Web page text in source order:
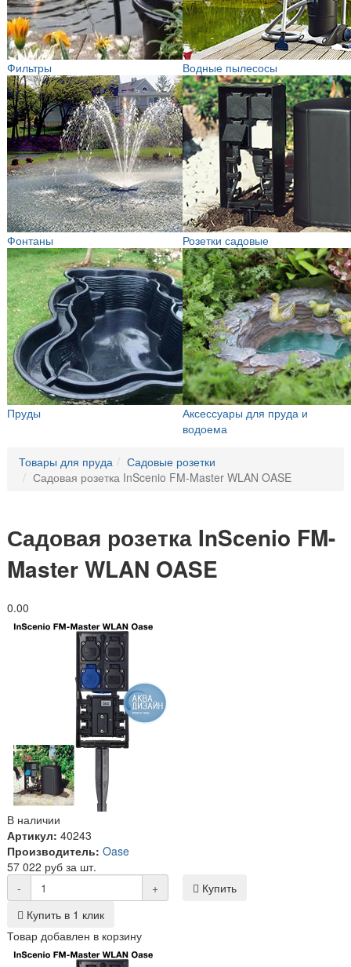
Фильтры Водные пылесосы
Фонтаны Розетки садовые
Пруды
Аксессуары для пруда и
водоема
Товары для пруда
Садовые розетки
Садовая розетка InScenio FM-Master WLAN OASE
Садовая розетка InScenio FM-
Master WLAN OASE
0.00
В наличии
Артикул: 40243
Производитель: Oase
57 022 руб за шт.
-
+
Купить
Купить в 1 клик
Товар добавлен в корзину